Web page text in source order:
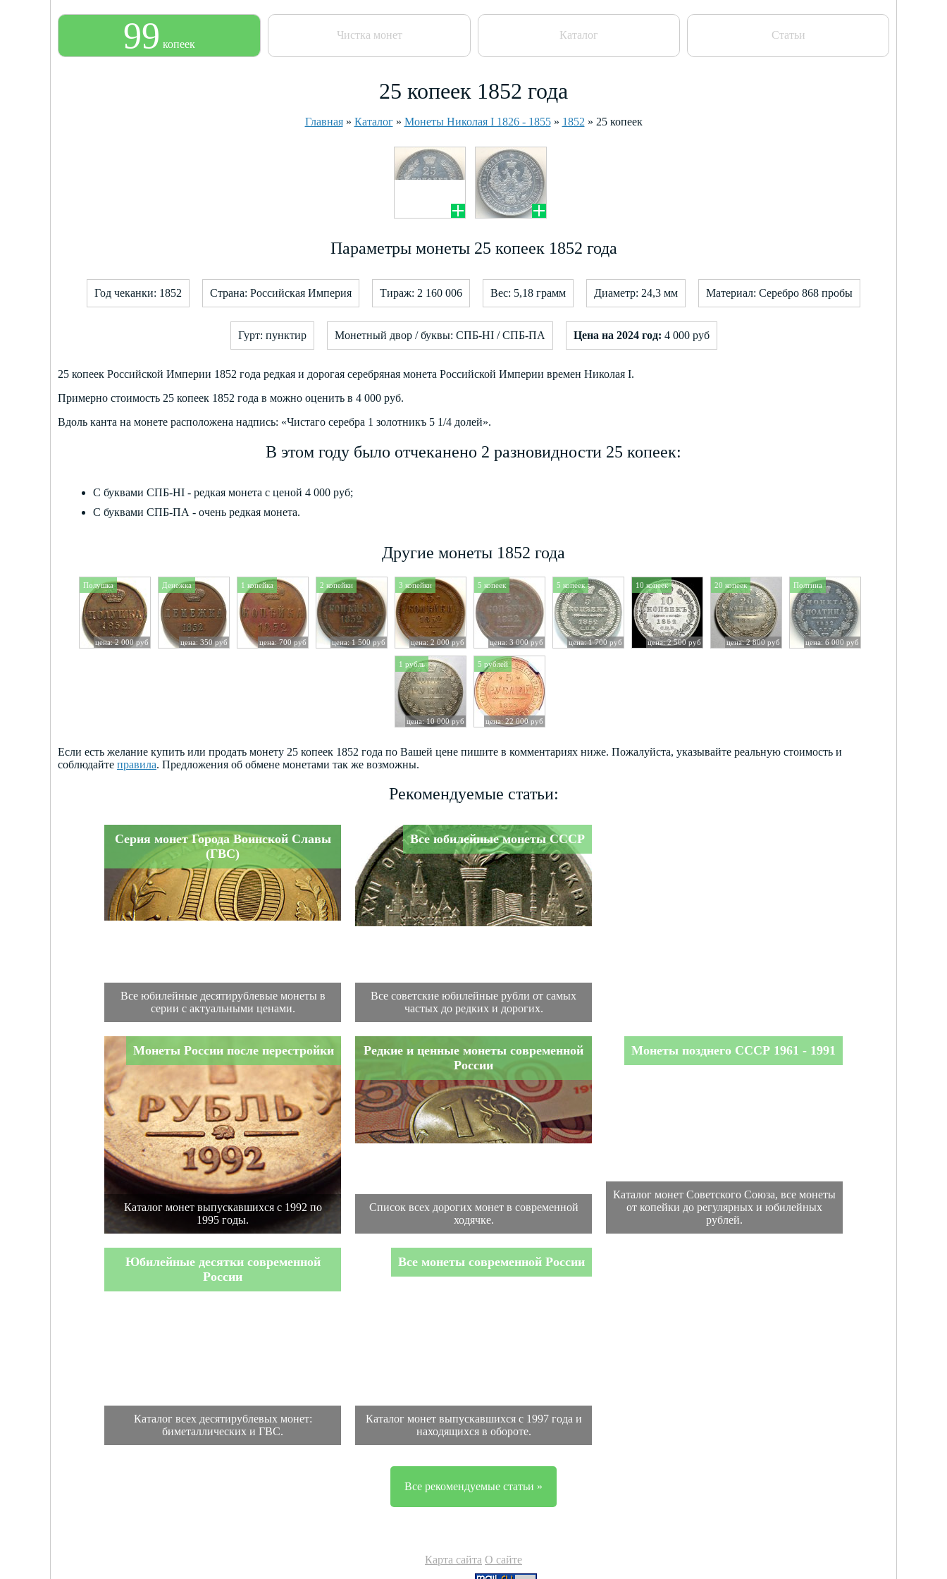
99 копеек
Чистка монет Каталог Статьи
25 копеек 1852 года
Главная» Каталог» Монеты Николая I 1826 - 1855» 1852 » 25 копеек
Параметры монеты 25 копеек 1852 года
Год чеканки: 1852 Страна: Российская Империя Тираж: 2 160 006 Вес: 5,18 грамм Диаметр: 24,3 мм Материал: Серебро 868 пробы
Гурт: пунктир Монетный двор / буквы: СПБ-HI / СПБ-ПА Цена на 2024 год: 4 000 руб
25 копеек Российской Империи 1852 года редкая и дорогая серебряная монета Российской Империи времен Николая I.
Примерно стоимость 25 копеек 1852 года в можно оценить в 4 000 руб.
Вдоль канта на монете расположена надпись: «Чистаго серебра 1 золотникъ 5 1/4 долей».
В этом году было отчеканено 2 разновидности 25 копеек:
С буквами СПБ-HI - редкая монета с ценой 4 000 руб;
С буквами СПБ-ПА - очень редкая монета.
Другие монеты 1852 года
Полушка
цена: 2 000 руб
Денежка
цена: 350 руб
1 копейка
цена: 700 руб
2 копейки
цена: 1 500 руб
3 копейки
цена: 2 000 руб
5 копеек
цена: 3 000 руб
5 копеек
цена: 1 700 руб
10 копеек
цена: 2 500 руб
20 копеек
цена: 2 800 руб
Полтина
цена: 6 000 руб
1 рубль
цена: 10 000 руб
5 рублей
цена: 22 000 руб
Если есть желание купить или продать монету 25 копеек 1852 года по Вашей цене пишите в комментариях ниже. Пожалуйста, указывайте реальную стоимость и
соблюдайте правила. Предложения об обмене монетами так же возможны.
Рекомендуемые статьи:
Серия монет Города Воинской Славы
(ГВС)
Все юбилейные десятирублевые монеты в
серии с актуальными ценами.
Все юбилейные монеты СССР
Все советские юбилейные рубли от самых
частых до редких и дорогих.
Монеты России после перестройки
Каталог монет выпускавшихся с 1992 по
1995 годы.
Редкие и ценные монеты современной
России
Список всех дорогих монет в современной
ходячке.
Монеты позднего СССР 1961 - 1991
Каталог монет Советского Союза, все монеты
от копейки до регулярных и юбилейных
рублей.
Юбилейные десятки современной
России
Каталог всех десятирублевых монет:
биметаллических и ГВС.
Все монеты современной России
Каталог монет выпускавшихся с 1997 года и
находящихся в обороте.
Все рекомендуемые статьи »
Карта сайта О сайте